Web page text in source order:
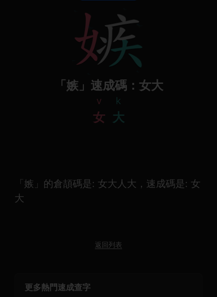
「嫉」速成碼：女大
v
女
k
大
「嫉」的倉頡碼是: 女大人大，速成碼是: 女
大
返回列表
更多熱門速成查字